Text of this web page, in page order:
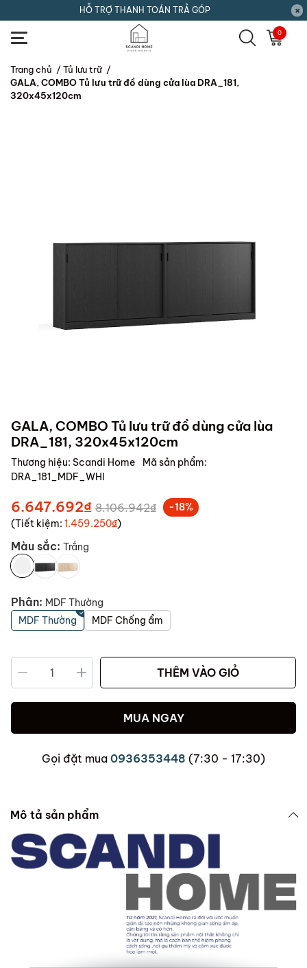
HỖ TRỢ THANH TOÁN TRẢ GÓP
0
Trang chủ / Tủ lưu trữ /
GALA, COMBO Tủ lưu trữ đồ dùng cửa lùa DRA_181,
320x45x120cm
GALA, COMBO Tủ lưu trữ đồ dùng cửa lùa
DRA_181, 320x45x120cm
Thương hiệu: Scandi Home
Mã sản phẩm:
DRA_181_MDF_WHI
6.647.692₫ 8.106.942₫
-18%
(Tiết kiệm: 1.459.250₫)
Màu sắc: Trắng
Phân: MDF Thường
MDF Thường
MDF Chống ẩm
THÊM VÀO GIỎ
MUA NGAY
Gọi đặt mua 0936353448 (7:30 - 17:30)
Mô tả sản phẩm